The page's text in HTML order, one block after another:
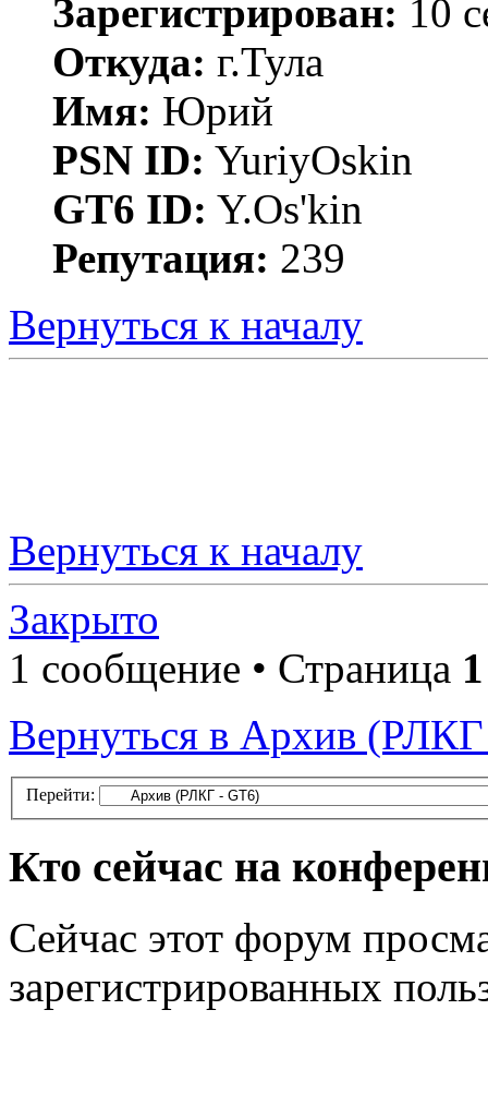
Зарегистрирован: 10
Откуда: г.Тула
Имя: Юрий
PSN ID: YuriyOskin
GT6 ID: Y.Os'kin
Репутация: 239
Вернуться к началу
Вернуться к началу
Закрыто
1 сообщение • Страница 1
Вернуться в Архив
Перейти:
Кто сейчас на
Сейчас этот форум
зарегистрированных